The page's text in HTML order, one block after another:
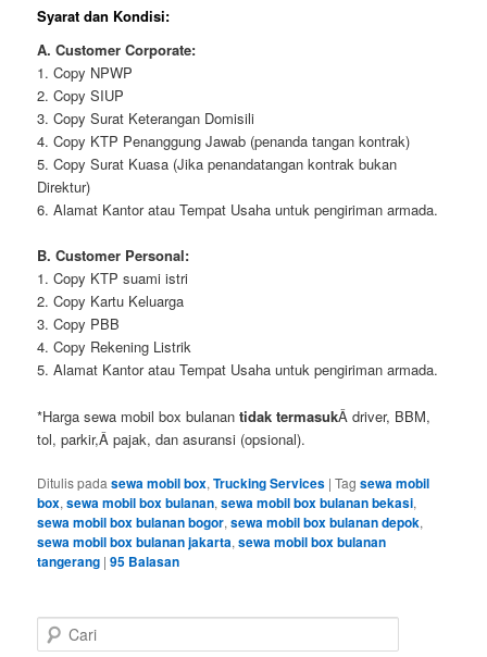
Syarat dan Kondisi:
A. Customer Corporate:
1. Copy NPWP
2. Copy SIUP
3. Copy Surat Keterangan Domisili
4. Copy KTP Penanggung Jawab (penanda tangan kontrak)
5. Copy Surat Kuasa (Jika penandatangan kontrak bukan
Direktur)
6. Alamat Kantor atau Tempat Usaha untuk pengiriman armada.
B. Customer Personal:
1. Copy KTP suami istri
2. Copy Kartu Keluarga
3. Copy PBB
4. Copy Rekening Listrik
5. Alamat Kantor atau Tempat Usaha untuk pengiriman armada.
*Harga sewa mobil box bulanantidak termasukÂ driver, BBM,
tol, parkir,Â pajak, dan asuransi (opsional).
Ditulis pada sewa mobil box,Trucking Services |Tag sewa mobil
box,sewa mobil box bulanan,sewa mobil box bulanan bekasi,
sewa mobil box bulanan bogor,sewa mobil box bulanan depok,
sewa mobil box bulanan jakarta,sewa mobil box bulanan
tangerang |95 Balasan
a